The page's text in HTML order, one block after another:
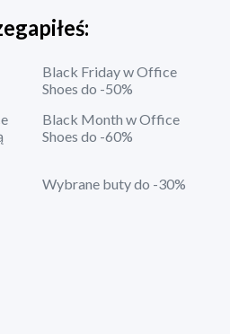
Black Friday w Office
Shoes do -50%
Black Month w Office
Shoes do -60%
Wybrane buty do -30%